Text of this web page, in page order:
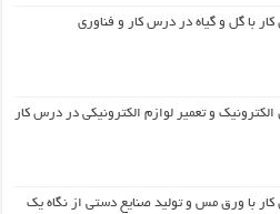
با گل و گیاه در درس کار و فناوری
و تعمیر لوازم الکترونیکی در درس کار
با ورق مس و تولید صنایع دستی از نگاه یک